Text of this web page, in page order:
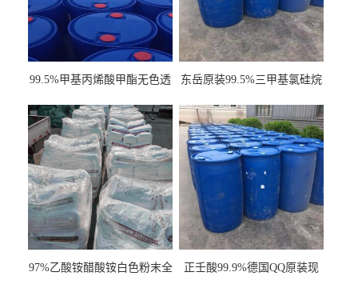
99.5%甲基丙烯酸甲酯无色透
东岳原装99.5%三甲基氯硅烷
97%乙酸铵醋酸铵白色粉末全
正壬酸99.9%德国QQ原装现